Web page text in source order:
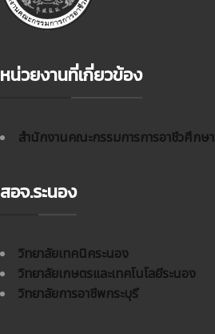
หน่วยงานที่เกี่ยวข้อง
สำนักงานคณะกรรมการการอาชีวศึกษา
สอจ.ระนอง
วิทยาลัยเทคนิคระนอง
วิทยาลัยเกษตรและเทคโนโลยีระนอง
วิทยาลัยการอาชีพกระบุรี